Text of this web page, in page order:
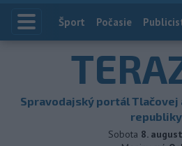
Index
Šport Počasie
Spravodajský portál
republiky
Sobota 8.